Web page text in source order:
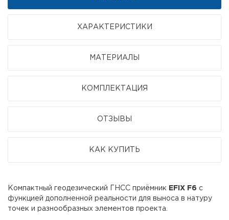
ХАРАКТЕРИСТИКИ
МАТЕРИАЛЫ
КОМПЛЕКТАЦИЯ
ОТЗЫВЫ
КАК КУПИТЬ
Компактный геодезический ГНСС приёмник EFIX F6 с
функцией дополненной реальности для выноса в натуру
точек и разнообразных элементов проекта.